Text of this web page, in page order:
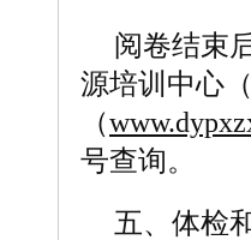
阅卷结束
源培训中心
（
号查询。
五、体检